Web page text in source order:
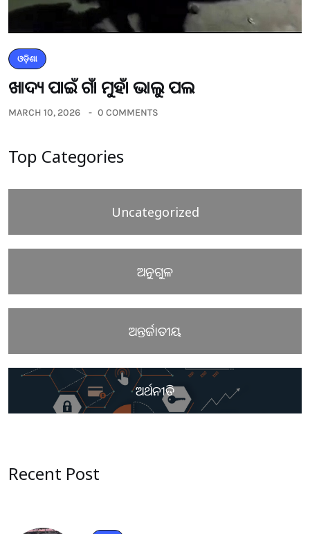
ଓଡ଼ିଶା
ଖାଦ୍ୟ ପାଇଁ ଗାଁ ମୁହାଁ ଭାଲୁ ପଲ
MARCH 10, 2026 0 COMMENTS
Top Categories
Uncategorized
ଅନୁଗୁଳ
ଅନ୍ତର୍ଜାତୀୟ
ଅର୍ଥନୀତି
Recent Post